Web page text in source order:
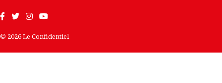
© 2026 Le Confidentiel